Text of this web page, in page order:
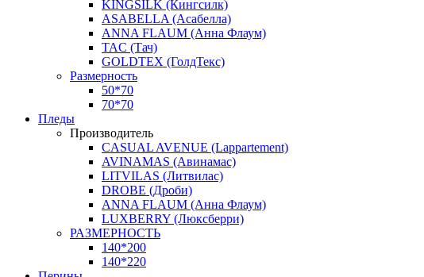
KINGSILK (Кингсилк)
ASABELLA (Асабелла)
ANNA FLAUM (Анна Флаум)
TAC (Тач)
GOLDTEX (ГолдТекс)
Размерность
50*70
70*70
Пледы
Производитель
CASUAL AVENUE (Lappartement)
AVINAMAS (Авинамас)
LITVILAS (Литвилас)
DROBE (Дроби)
ANNA FLAUM (Анна Флаум)
LUXBERRY (Люксберри)
РАЗМЕРНОСТЬ
140*200
140*220